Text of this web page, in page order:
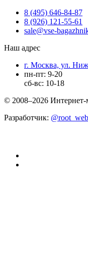
8 (495) 646-84-87
8 (926) 121-55-61
sale@vse-
Наш адрес
г. Москва, ул.
пн-пт: 9-20
сб-вс: 10-18
© 2008–2026
Разработчик: